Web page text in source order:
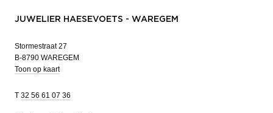
JUWELIER HAESEVOETS - WAREGEM
Stormestraat 27
B-8790 WAREGEM
Toon op kaart
T 32 56 61 07 36